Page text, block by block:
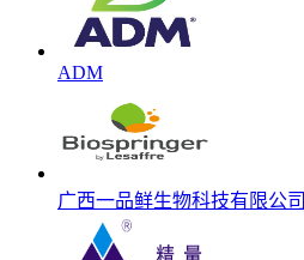
ADM
广西一品鲜生物科技有限公司